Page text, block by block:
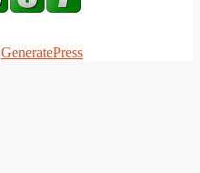
GeneratePress